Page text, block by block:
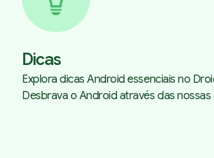
Dicas
Explora dicas Android essenciais no
Desbrava o Android através das nossas